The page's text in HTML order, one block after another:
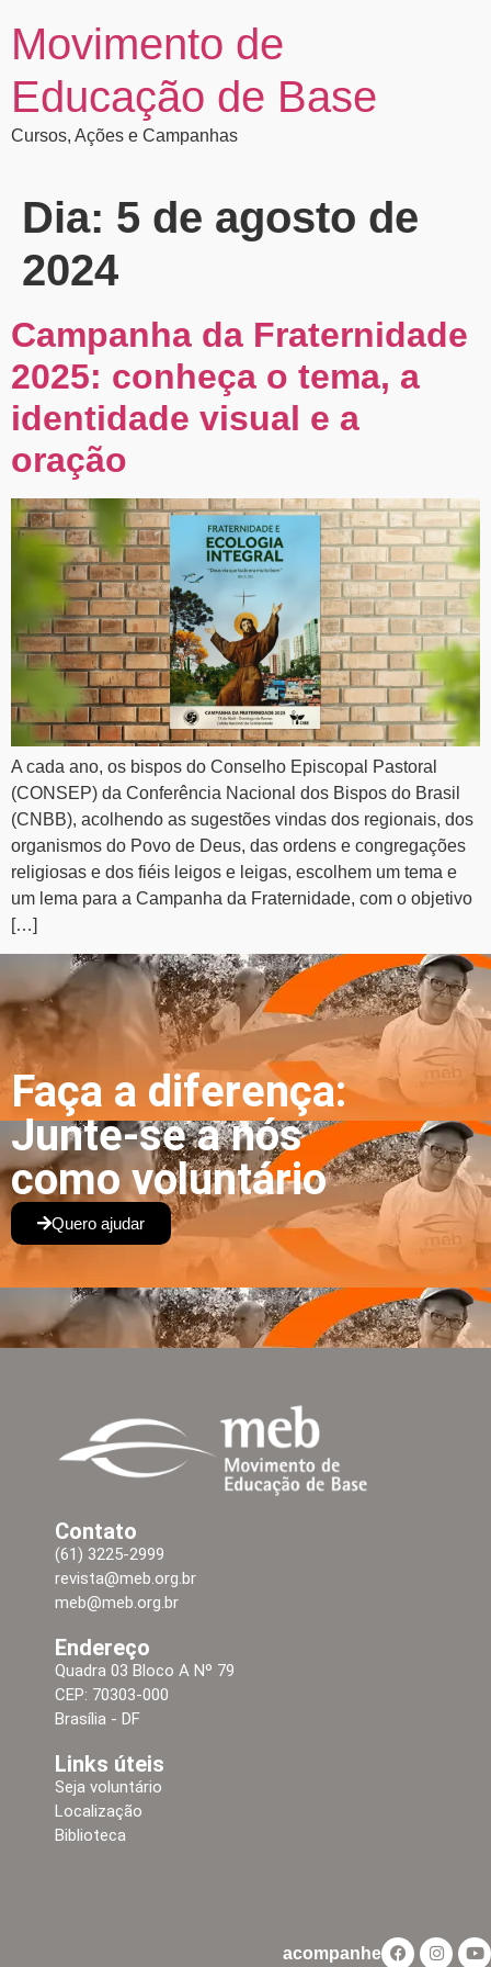
Movimento de
Educação de Base
Cursos, Ações e Campanhas
Dia: 5 de agosto de
2024
Campanha da Fraternidade
2025: conheça o tema, a
identidade visual e a
oração
A cada ano, os bispos do Conselho Episcopal Pastoral
(CONSEP) da Conferência Nacional dos Bispos do Brasil
(CNBB), acolhendo as sugestões vindas dos regionais, dos
organismos do Povo de Deus, das ordens e congregações
religiosas e dos fiéis leigos e leigas, escolhem um tema e
um lema para a Campanha da Fraternidade, com o objetivo
[…]
Faça a diferença:
Junte-se a nós
como voluntário
Quero ajudar
Contato
(61) 3225-2999
revista@meb.org.br
meb@meb.org.br
Endereço
Quadra 03 Bloco A Nº 79
CEP: 70303-000
Brasília - DF
Links úteis
Seja voluntário
Localização
Biblioteca
acompanhe